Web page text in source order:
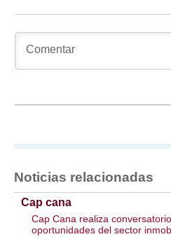
Noticias relacionadas
Cap cana
Cap Cana realiza
oportunidades del sector